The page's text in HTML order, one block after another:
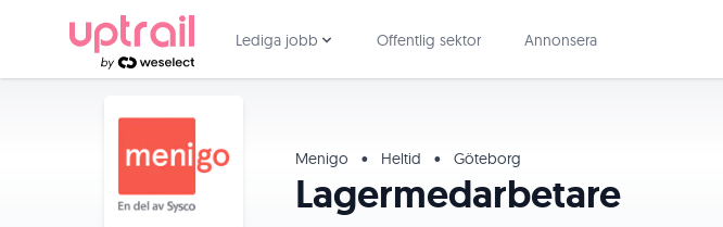
Lediga jobb Offentlig sektor Annonsera
Menigo • Heltid • Göteborg
Lagermedarbetare